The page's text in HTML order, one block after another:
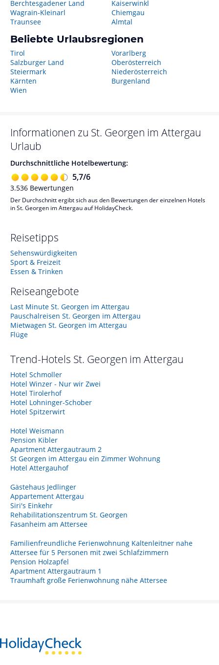
Berchtesgadener Land
Wagrain-Kleinarl
Traunsee
Kaiserwinkl
Chiemgau
Almtal
Beliebte Urlaubsregionen
Tirol
Salzburger Land
Steiermark
Kärnten
Wien
Vorarlberg
Oberösterreich
Niederösterreich
Burgenland
Informationen zu St. Georgen im Attergau
Urlaub
Durchschnittliche Hotelbewertung:
5,7/6
3.536 Bewertungen
Der Durchschnitt ergibt sich aus den Bewertungen der einzelnen Hotels
in St. Georgen im Attergau auf HolidayCheck.
Reisetipps
Sehenswürdigkeiten
Sport & Freizeit
Essen & Trinken
Reiseangebote
Last Minute St. Georgen im Attergau
Pauschalreisen St. Georgen im Attergau
Mietwagen St. Georgen im Attergau
Flüge
Trend-Hotels St. Georgen im Attergau
Hotel Schmoller
Hotel Winzer - Nur wir Zwei
Hotel Tirolerhof
Hotel Lohninger-Schober
Hotel Spitzerwirt
Hotel Weismann
Pension Kibler
Apartment Attergautraum 2
St Georgen im Attergau ein Zimmer Wohnung
Hotel Attergauhof
Gästehaus Jedlinger
Appartement Attergau
Siri's Einkehr
Rehabilitationszentrum St. Georgen
Fasanheim am Attersee
Familienfreundliche Ferienwohnung Kaltenleitner nahe
Attersee für 5 Personen mit zwei Schlafzimmern
Pension Holzapfel
Apartment Attergautraum 1
Traumhaft große Ferienwohnung nähe Attersee